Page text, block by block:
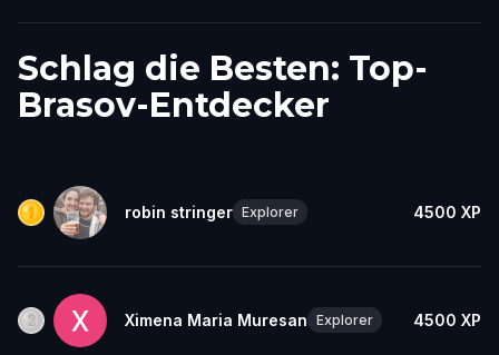
Schlag die Besten: Top-
Brasov-Entdecker
robin stringer Explorer 4500 XP
Ximena Maria Muresan Explorer 4500 XP